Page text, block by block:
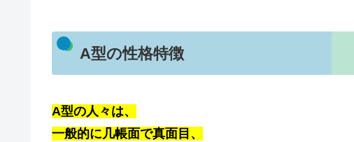
A型の性格特徴
A型の人々は、
一般的に几帳面で真面目、